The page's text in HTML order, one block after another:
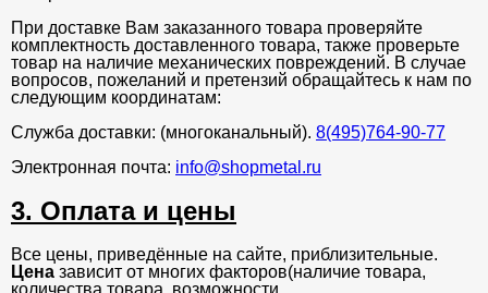
При доставке Вам заказанного товара проверяйте
комплектность доставленного товара, также проверьте
товар на наличие механических повреждений. В случае
вопросов, пожеланий и претензий обращайтесь к нам по
следующим координатам:
Служба доставки: (многоканальный). 8(495)764-90-77
Электронная почта: info@shopmetal.ru
3. Оплата и цены
Все цены, приведённые на сайте, приблизительные.
Цена зависит от многих факторов(наличие товара,
количества товара, возможности